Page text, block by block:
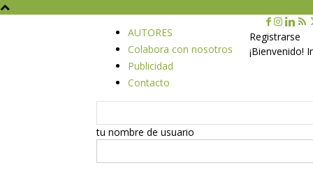
AUTORES
Colabora con nosotros
Publicidad
Contacto
Registrarse
¡Bienvenido!
tu nombre de usuario